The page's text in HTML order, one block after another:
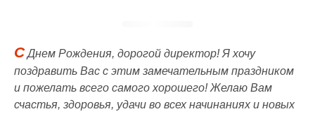
СДнем Рождения, дорогой директор! Я хочу
поздравить Вас с этим замечательным праздником
и пожелать всего самого хорошего! Желаю Вам
счастья, здоровья, удачи во всех начинаниях и новых